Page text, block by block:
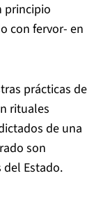
principio
con fervor- en
prácticas de
rituales
de una
son
Estado.